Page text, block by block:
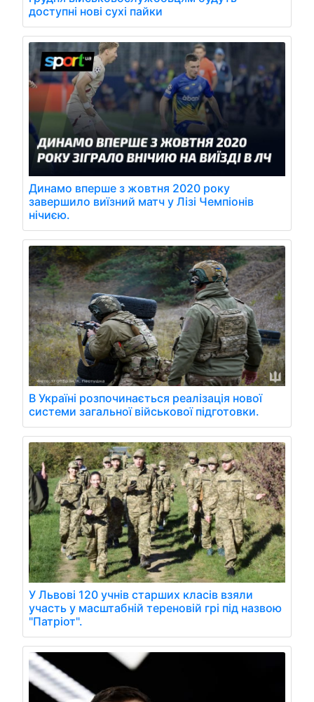
доступні нові сухі пайки
Динамо вперше з жовтня 2020 року
завершило виїзний матч у Лізі Чемпіонів
нічиєю.
В Україні розпочинається реалізація нової
системи загальної військової підготовки.
У Львові 120 учнів старших класів взяли
участь у масштабній тереновій грі під назвою
"Патріот".